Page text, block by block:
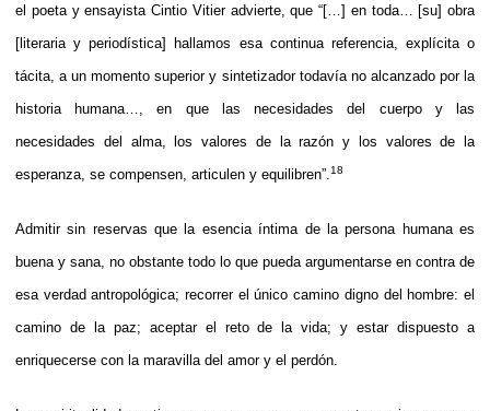
el poeta y ensayista Cintio Vitier advierte, que “[…] en toda… [su] obra
[literaria y periodística] hallamos esa continua referencia, explícita o
tácita, a un momento superior y sintetizador todavía no alcanzado por la
historia humana…, en que las necesidades del cuerpo y las
necesidades del alma, los valores de la razón y los valores de la
esperanza, se compensen, articulen y equilibren”. 18
Admitir sin reservas que la esencia íntima de la persona humana es
buena y sana, no obstante todo lo que pueda argumentarse en contra de
esa verdad antropológica; recorrer el único camino digno del hombre: el
camino de la paz; aceptar el reto de la vida; y estar dispuesto a
enriquecerse con la maravilla del amor y el perdón.